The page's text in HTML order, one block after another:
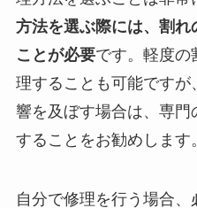
方法を選ぶ際には、割
ことが必要です。軽度の
理することも可能です
響を及ぼす場合は、専
することをお勧めします。
自分で修理を行う場合